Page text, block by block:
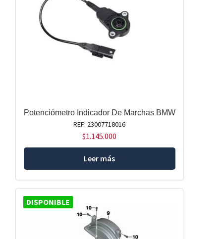
Potenciómetro Indicador De Marchas BMW
REF: 23007718016
$1.145.000
Leer más
DISPONIBLE